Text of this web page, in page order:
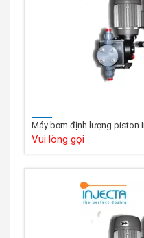
Máy bơm định lượng piston
Vui lòng gọi